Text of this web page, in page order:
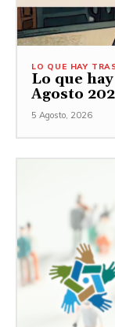
LO QUE HAY
Lo que
Agosto
5 Agosto, 2026